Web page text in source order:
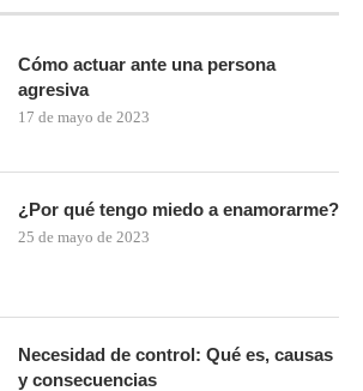
Cómo actuar ante una persona
agresiva
17 de mayo de 2023
¿Por qué tengo miedo a enamorarme?
25 de mayo de 2023
Necesidad de control: Qué es, causas
y consecuencias